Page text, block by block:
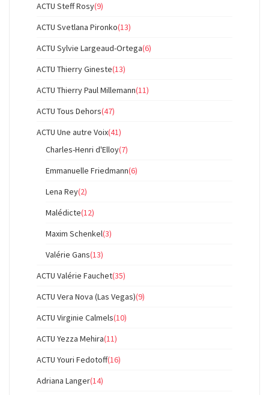
ACTU Steff Rosy(9)
ACTU Svetlana Pironko(13)
ACTU Sylvie Largeaud-Ortega(6)
ACTU Thierry Gineste(13)
ACTU Thierry Paul Millemann(11)
ACTU Tous Dehors(47)
ACTU Une autre Voix(41)
Charles-Henri d'Elloy(7)
Emmanuelle Friedmann(6)
Lena Rey(2)
Malédicte(12)
Maxim Schenkel(3)
Valérie Gans(13)
ACTU Valérie Fauchet(35)
ACTU Vera Nova (Las Vegas)(9)
ACTU Virginie Calmels(10)
ACTU Yezza Mehira(11)
ACTU Youri Fedotoff(16)
Adriana Langer(14)